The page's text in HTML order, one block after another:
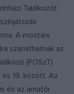
Találkozót
A mostani,
számíthatnak az
(POSzT)
19. között. Az
és az amatőr